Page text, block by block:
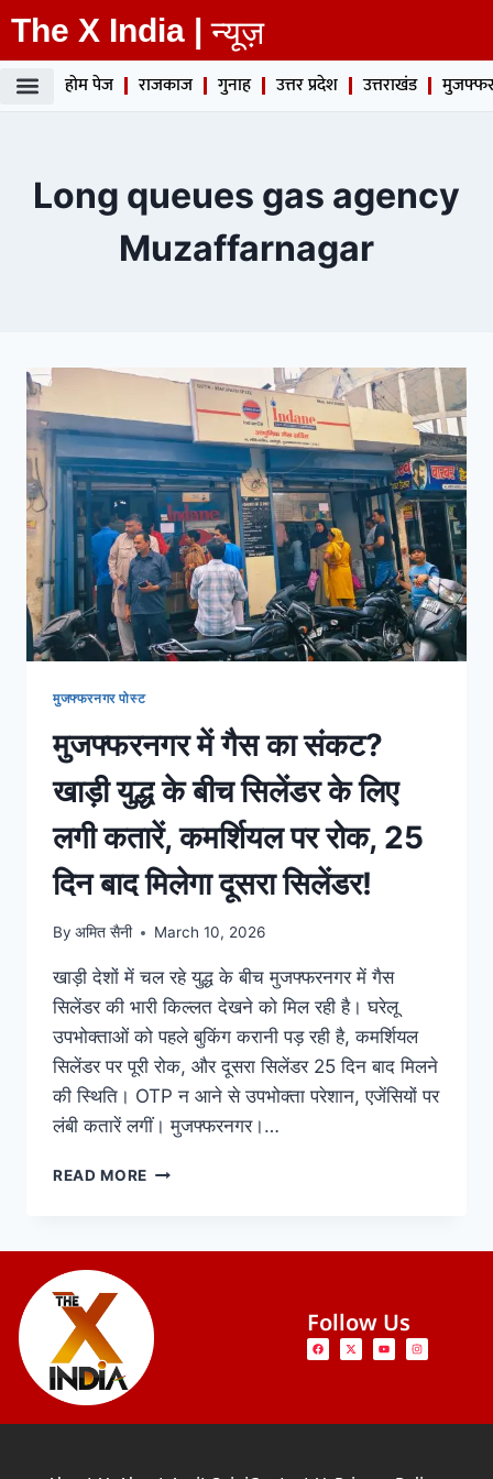
The X India | न्यूज़
होम पेज राजकाज गुनाह उत्तर प्रदेश उत्तराखंड
Long queues gas agency
Muzaffarnagar
मुजफ्फरनगर पोस्ट
मुजफ्फरनगर में गैस का संकट?
खाड़ी युद्ध के बीच सिलेंडर के लिए
लगी कतारें, कमर्शियल पर रोक, 25
दिन बाद मिलेगा दूसरा सिलेंडर!
By अमित सैनी March 10, 2026
खाड़ी देशों में चल रहे युद्ध के बीच मुजफ्फरनगर में गैस
सिलेंडर की भारी किल्लत देखने को मिल रही है। घरेलू
उपभोक्ताओं को पहले बुकिंग करानी पड़ रही है, कमर्शियल
सिलेंडर पर पूरी रोक, और दूसरा सिलेंडर 25 दिन बाद मिलने
की स्थिति। OTP न आने से उपभोक्ता परेशान, एजेंसियों पर
लंबी कतारें लगीं। मुजफ्फरनगर।…
READ MORE
Follow Us